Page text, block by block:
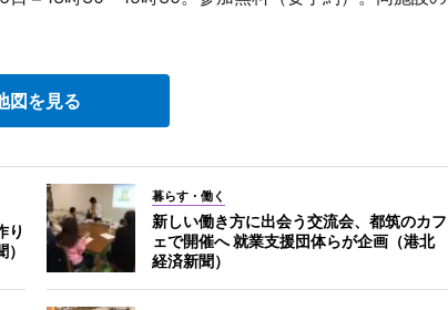
図を見る
り
暮らす・働く
新しい働き方に出会う交流会、都筑のカフ
ェで開催へ 就業支援団体らが企画（港北
経済新聞）